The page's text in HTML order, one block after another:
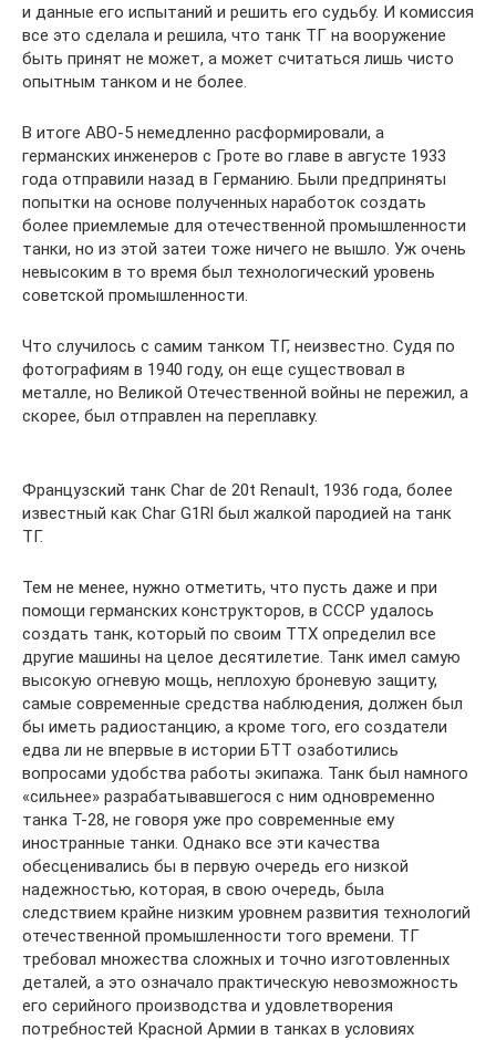
и данные его испытаний и решить его судьбу. И комиссия
все это сделала и решила, что танк ТГ на вооружение
быть принят не может, а может считаться лишь чисто
опытным танком и не более.
В итоге АВО-5 немедленно расформировали, а
германских инженеров с Гроте во главе в августе 1933
года отправили назад в Германию. Были предприняты
попытки на основе полученных наработок создать
более приемлемые для отечественной промышленности
танки, но из этой затеи тоже ничего не вышло. Уж очень
невысоким в то время был технологический уровень
советской промышленности.
Что случилось с самим танком ТГ, неизвестно. Судя по
фотографиям в 1940 году, он еще существовал в
металле, но Великой Отечественной войны не пережил, а
скорее, был отправлен на переплавку.
Французский танк Char de 20t Renault, 1936 года, более
известный как Char G1Rl был жалкой пародией на танк
ТГ.
Тем не менее, нужно отметить, что пусть даже и при
помощи германских конструкторов, в СССР удалось
создать танк, который по своим ТТХ определил все
другие машины на целое десятилетие. Танк имел самую
высокую огневую мощь, неплохую броневую защиту,
самые современные средства наблюдения, должен был
бы иметь радиостанцию, а кроме того, его создатели
едва ли не впервые в истории БТТ озаботились
вопросами удобства работы экипажа. Танк был намного
«сильнее» разрабатывавшегося с ним одновременно
танка Т-28, не говоря уже про современные ему
иностранные танки. Однако все эти качества
обесценивались бы в первую очередь его низкой
надежностью, которая, в свою очередь, была
следствием крайне низким уровнем развития технологий
отечественной промышленности того времени. ТГ
требовал множества сложных и точно изготовленных
деталей, а это означало практическую невозможность
его серийного производства и удовлетворения
потребностей Красной Армии в танках в условиях